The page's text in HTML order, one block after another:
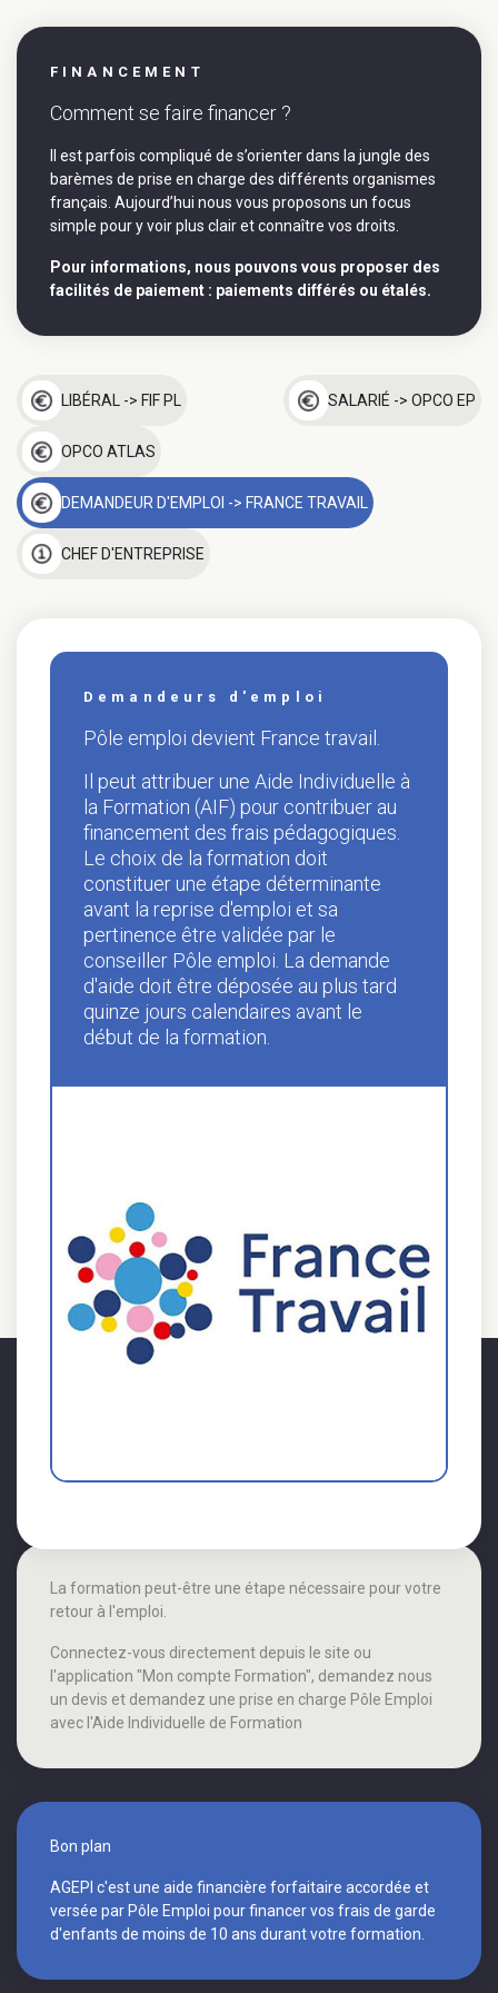
FINANCEMENT
Comment se faire financer ?
Il est parfois compliqué de s’orienter dans la jungle des
barèmes de prise en charge des différents organismes
français. Aujourd’hui nous vous proposons un focus
simple pour y voir plus clair et connaître vos droits.
Pour informations, nous pouvons vous proposer des
facilités de paiement : paiements différés ou étalés.
LIBÉRAL -> FIF PL SALARIÉ -> OPCO EP
OPCO ATLAS
DEMANDEUR D'EMPLOI -> FRANCE TRAVAIL
CHEF D'ENTREPRISE
Demandeurs d'emploi
Pôle emploi devient France travail.
Il peut attribuer une Aide Individuelle à
la Formation (AIF) pour contribuer au
financement des frais pédagogiques.
Le choix de la formation doit
constituer une étape déterminante
avant la reprise d'emploi et sa
pertinence être validée par le
conseiller Pôle emploi. La demande
d'aide doit être déposée au plus tard
quinze jours calendaires avant le
début de la formation.
La formation peut-être une étape nécessaire pour votre
retour à l'emploi.
Connectez-vous directement depuis le site ou
l'application "Mon compte Formation", demandez nous
un devis et demandez une prise en charge Pôle Emploi
avec l'Aide Individuelle de Formation
Bon plan
AGEPI c'est une aide financière forfaitaire accordée et
versée par Pôle Emploi pour financer vos frais de garde
d'enfants de moins de 10 ans durant votre formation.